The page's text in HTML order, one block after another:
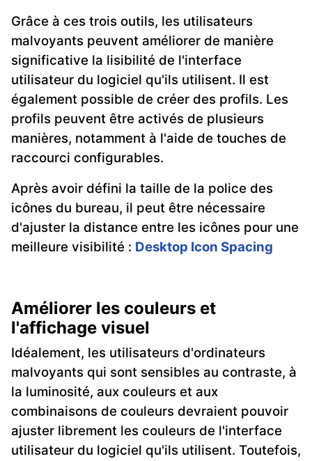
Grâce à ces trois outils, les utilisateurs
malvoyants peuvent améliorer de manière
significative la lisibilité de l'interface
utilisateur du logiciel qu'ils utilisent. Il est
également possible de créer des profils. Les
profils peuvent être activés de plusieurs
manières, notamment à l'aide de touches de
raccourci configurables.
Après avoir défini la taille de la police des
icônes du bureau, il peut être nécessaire
d'ajuster la distance entre les icônes pour une
meilleure visibilité : Desktop Icon Spacing
Améliorer les couleurs et
l'affichage visuel
Idéalement, les utilisateurs d'ordinateurs
malvoyants qui sont sensibles au contraste, à
la luminosité, aux couleurs et aux
combinaisons de couleurs devraient pouvoir
ajuster librement les couleurs de l'interface
utilisateur du logiciel qu'ils utilisent. Toutefois,